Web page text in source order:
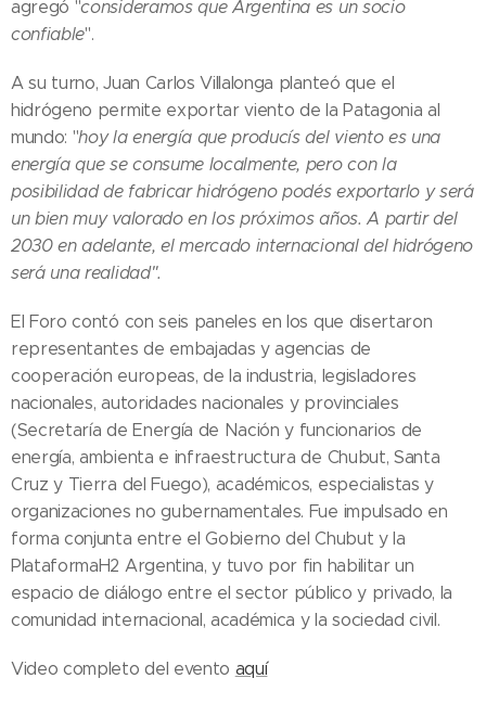
agregó "consideramos que Argentina es un socio
confiable".
A su turno, Juan Carlos Villalonga planteó que el
hidrógeno permite exportar viento de la Patagonia al
mundo: "hoy la energía que producís del viento es una
energía que se consume localmente, pero con la
posibilidad de fabricar hidrógeno podés exportarlo y será
un bien muy valorado en los próximos años. A partir del
2030 en adelante, el mercado internacional del hidrógeno
será una realidad".
El Foro contó con seis paneles en los que disertaron
representantes de embajadas y agencias de
cooperación europeas, de la industria, legisladores
nacionales, autoridades nacionales y provinciales
(Secretaría de Energía de Nación y funcionarios de
energía, ambienta e infraestructura de Chubut, Santa
Cruz y Tierra del Fuego), académicos, especialistas y
organizaciones no gubernamentales. Fue impulsado en
forma conjunta entre el Gobierno del Chubut y la
PlataformaH2 Argentina, y tuvo por fin habilitar un
espacio de diálogo entre el sector público y privado, la
comunidad internacional, académica y la sociedad civil.
Video completo del evento aquí